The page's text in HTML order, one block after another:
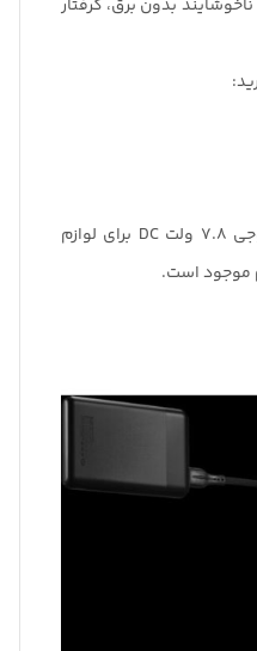
بدون برق، گرفتار
و البته گزینه اتصال پورت خروجی 7.8 ولت DC برای لوازم